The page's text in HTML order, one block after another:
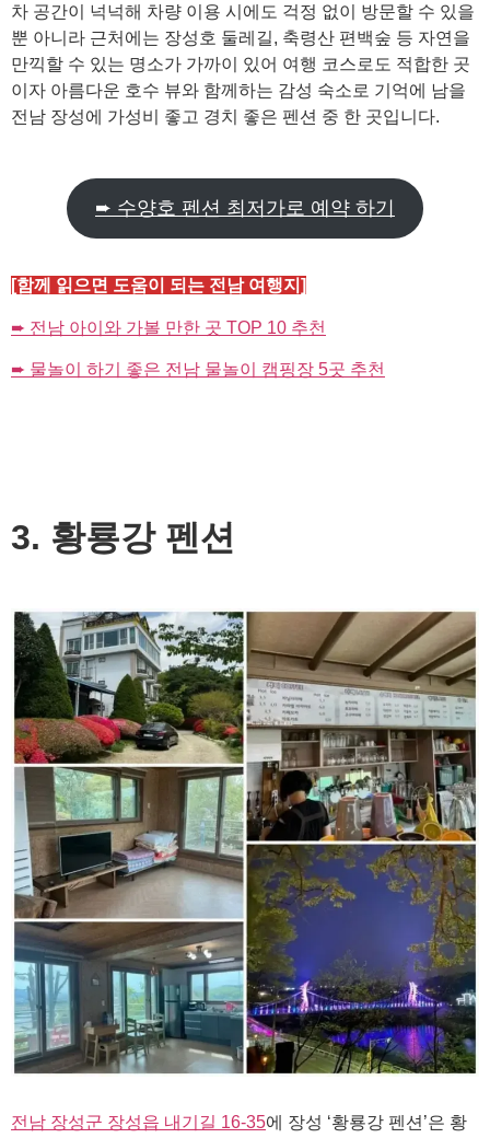
차 공간이 넉넉해 차량 이용 시에도 걱정 없이 방문할 수 있을
뿐 아니라 근처에는 장성호 둘레길, 축령산 편백숲 등 자연을
만끽할 수 있는 명소가 가까이 있어 여행 코스로도 적합한 곳
이자 아름다운 호수 뷰와 함께하는 감성 숙소로 기억에 남을
전남 장성에 가성비 좋고 경치 좋은 펜션 중 한 곳입니다.
➨ 수양호 펜션 최저가로 예약 하기
[함께 읽으면 도움이 되는 전남 여행지]
➨ 전남 아이와 가볼 만한 곳 TOP 10 추천
➨ 물놀이 하기 좋은 전남 물놀이 캠핑장 5곳 추천
3. 황룡강 펜션
전남 장성군 장성읍 내기길 16-35에 장성 ‘황룡강 펜션’은 황